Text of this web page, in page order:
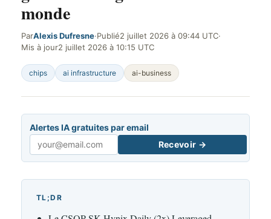
monde
ParAlexis Dufresne·Publié2 juillet 2026 à 09:44 UTC·
Mis à jour2 juillet 2026 à 10:15 UTC
chips ai infrastructure ai-business
Alertes IA gratuites par email
Email
Recevoir →
TL;DR